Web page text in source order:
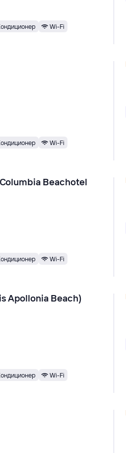
Wi-Fi
Wi-Fi
Beachotel
Wi-Fi
Apollonia Beach)
Wi-Fi